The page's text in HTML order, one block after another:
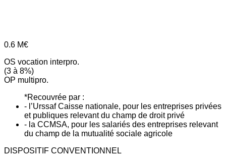
0.6 M€
OS vocation interpro.
(3 à 8%)
OP multipro.
*Recouvrée par :
- l’Urssaf Caisse nationale, pour les entreprises privées
et publiques relevant du champ de droit privé
- la CCMSA, pour les salariés des entreprises relevant
du champ de la mutualité sociale agricole
DISPOSITIF CONVENTIONNEL